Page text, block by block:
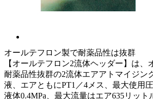
オールテフロン製で耐薬品性は抜群
【オールテフロン2流体ヘッダー】は、
耐薬品性抜群の2流体エアアトマイジン
液、エアともにPT1／4メス、最大使用圧
液体0.4MPa、最大流量はエア635リット